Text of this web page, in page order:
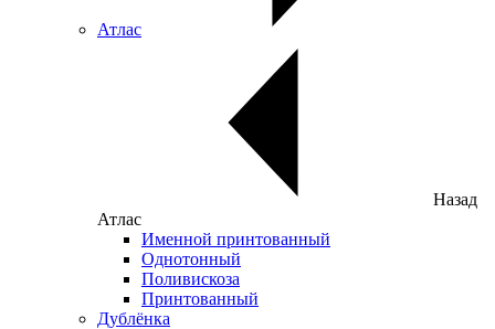
Атлас
Назад
Атлас
Именной принтованный
Однотонный
Поливискоза
Принтованный
Дублёнка